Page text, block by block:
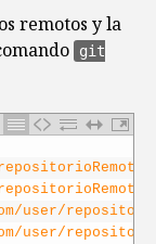
remotos y la
git
user/
user/